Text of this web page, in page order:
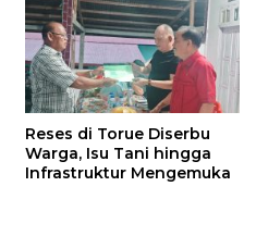
Reses di Torue Diserbu
Warga, Isu Tani hingga
Infrastruktur Mengemuka